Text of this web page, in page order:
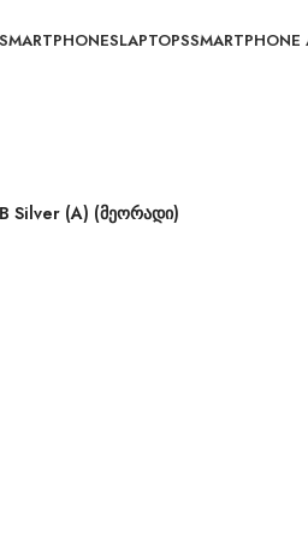
SMARTPHONESLAPTOPSSMARTPHONE
Silver (A) (მეორადი)